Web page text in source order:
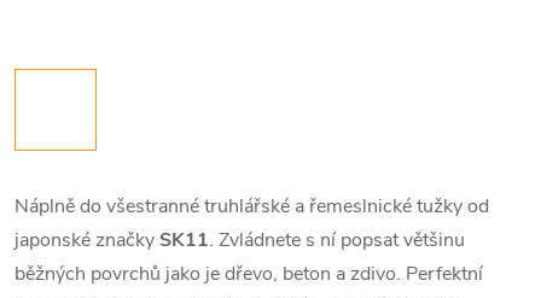
Náplně do všestranné truhlářské a řemeslnické tužky od
japonské značky SK11. Zvládnete s ní popsat většinu
běžných povrchů jako je dřevo, beton a zdivo. Perfektní